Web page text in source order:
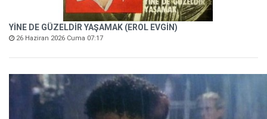
YİNE DE GÜZELDİR YAŞAMAK (EROL EVGİN)
26 Haziran 2026 Cuma 07:17